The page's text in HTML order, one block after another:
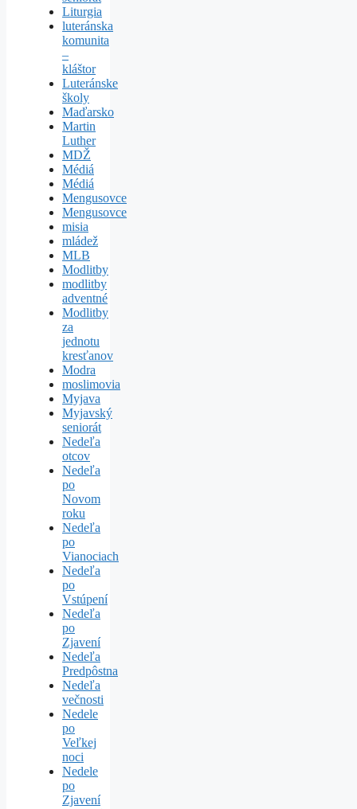
Liturgia
luteránska
komunita
–
kláštor
Luteránske
školy
Maďarsko
Martin
Luther
MDŽ
Médiá
Médiá
Mengusovce
Mengusovce
misia
mládež
MLB
Modlitby
modlitby
adventné
Modlitby
za
jednotu
kresťanov
Modra
moslimovia
Myjava
Myjavský
seniorát
Nedeľa
otcov
Nedeľa
po
Novom
roku
Nedeľa
po
Vianociach
Nedeľa
po
Vstúpení
Nedeľa
po
Zjavení
Nedeľa
Predpôstna
Nedeľa
večnosti
Nedele
po
Veľkej
noci
Nedele
po
Zjavení